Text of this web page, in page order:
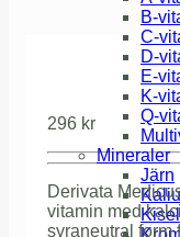
B-
C-
D-
E-
K-
Q-
Mineraler
Järn
Kisel
296 kr
Derivata
vitamin med
syraneutral form